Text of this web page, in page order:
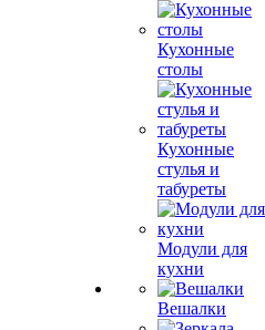
Кухонные
столы
Кухонные
стулья и
табуреты
Модули для
кухни
Вешалки